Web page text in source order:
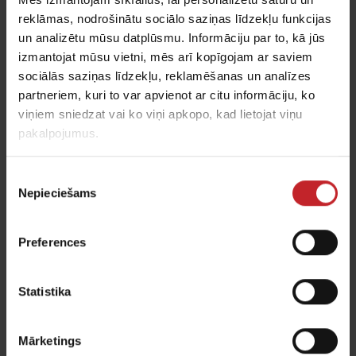
reklāmas, nodrošinātu sociālo saziņas līdzekļu funkcijas
un analizētu mūsu datplūsmu. Informāciju par to, kā jūs
izmantojat mūsu vietni, mēs arī kopīgojam ar saviem
sociālās saziņas līdzekļu, reklamēšanas un analīzes
partneriem, kuri to var apvienot ar citu informāciju, ko
viņiem sniedzat vai ko viņi apkopo, kad lietojat viņu
pakalpojumus.
izvēle
Nepieciešams
Preferences
Statistika
Mārketings
svars:
45 50 55 60
Kg/ha: 136,5 151,5 167 182
"SeedEye nozīmē, ka mēs varam
izmantot sēklas uz kvadrātmetriem,
reizi, kad mainām sēklu šķirni vai
), Lielbritānij